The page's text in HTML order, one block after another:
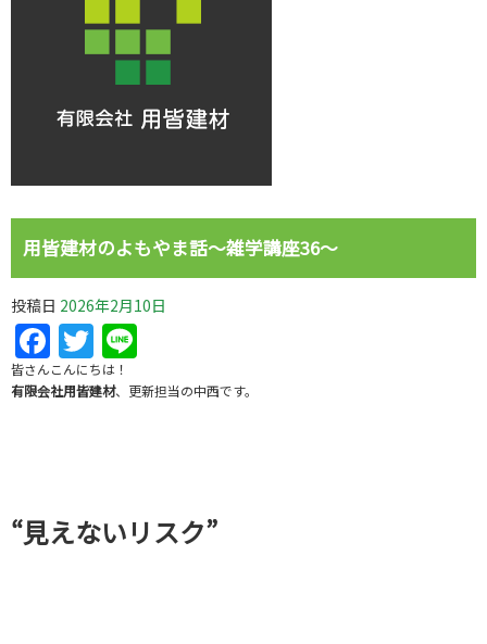
用皆建材のよもやま話～雑学講座36～
投稿日 2026年2月10日
Facebook
Twitter
皆さんこんにちは！
有限会社用皆建材、更新担当の中西です。
“見えないリスク”